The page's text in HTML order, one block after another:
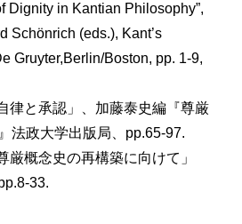
Dignity in Kantian Philosophy”,
Schönrich (eds.), Kant’s
Gruyter,Berlin/Boston, pp. 1-9,
律と承認」、加藤泰史編『尊厳
法政大学出版局、pp.65-97.
厳概念史の再構築に向けて」
33.